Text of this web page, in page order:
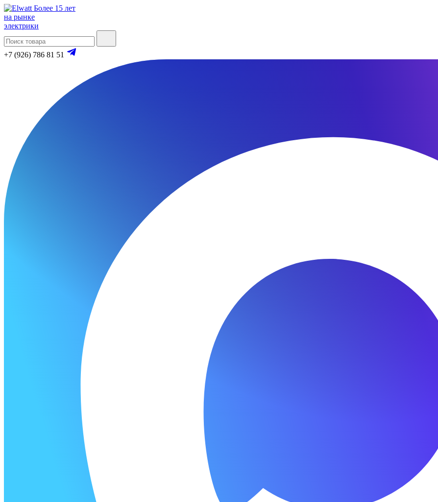
Более 15 лет
на рынке
электрики
+7 (926) 786 81 51